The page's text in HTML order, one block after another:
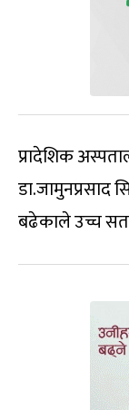
प्रादेशिक
डा.जामुनप्रसाद
बढेकाले उच्च